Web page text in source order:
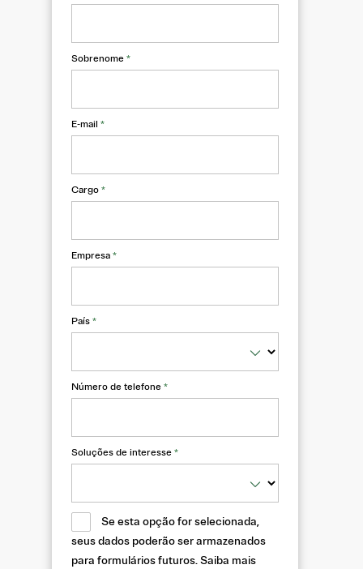
Sobrenome *
E-mail *
Cargo *
Empresa *
País *
Número de telefone *
Soluções de interesse *
Se esta opção for selecionada,
seus dados poderão ser armazenados
para formulários futuros. Saiba mais